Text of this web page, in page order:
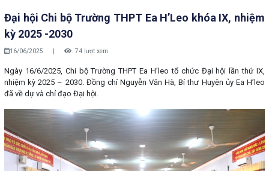
Đại hội Chi bộ Trường THPT Ea H’Leo khóa IX, nhiệm
kỳ 2025 -2030
16/06/2025 74 lượt xem
Ngày 16/6/2025, Chi bộ Trường THPT Ea H’leo tổ chức Đại hội lần thứ IX,
nhiệm kỳ 2025 – 2030. Đồng chí Nguyễn Văn Hà, Bí thư Huyện ủy Ea H’leo
đã về dự và chỉ đạo Đại hội.